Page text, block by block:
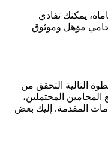
يمكنك تفادي
مؤهل وموثوق
التالية التحقق من
المحامين المحتملين،
المقدمة. إليك بعض